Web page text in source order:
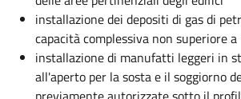
installazione dei depositi di gas di
capacità complessiva non superiore a
installazione di manufatti leggeri in
all'aperto per la sosta e il soggiorno